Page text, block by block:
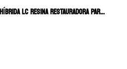
LC RESINA RESTAURADORA PARA